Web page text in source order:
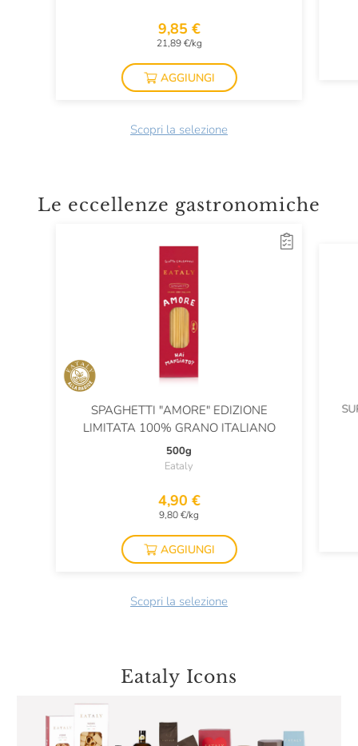
9,85 €
21,89 €/kg
AGGIUNGI
Scopri la selezione
Le eccellenze gastronomiche
SPAGHETTI "AMORE" EDIZIONE
LIMITATA 100% GRANO ITALIANO
500g
Eataly
4,90 €
9,80 €/kg
AGGIUNGI
Scopri la selezione
Eataly Icons